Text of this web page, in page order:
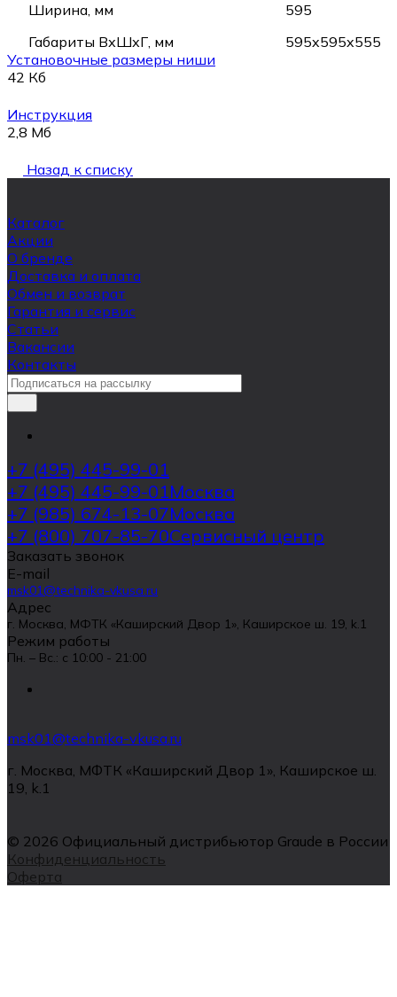
Ширина, мм
595
Габариты ВхШхГ, мм
595x595x555
Установочные размеры ниши
42 Кб
Инструкция
2,8 Мб
Назад к списку
Каталог
Акции
О бренде
Доставка и оплата
Обмен и возврат
Гарантия и сервис
Статьи
Вакансии
Контакты
+7 (495) 445-99-01
+7 (495) 445-99-01Москва
+7 (985) 674-13-07Москва
+7 (800) 707-85-70Сервисный центр
Заказать звонок
E-mail
msk01@technika-vkusa.ru
Адрес
г. Москва, МФТК «Каширский Двор 1», Каширское ш. 19, k.1
Режим работы
Пн. – Вс.: с 10:00 - 21:00
msk01@technika-vkusa.ru
г. Москва, МФТК «Каширский Двор 1», Каширское ш.
19, k.1
© 2026 Официальный дистрибьютор Graude в России
Конфиденциальность
Оферта